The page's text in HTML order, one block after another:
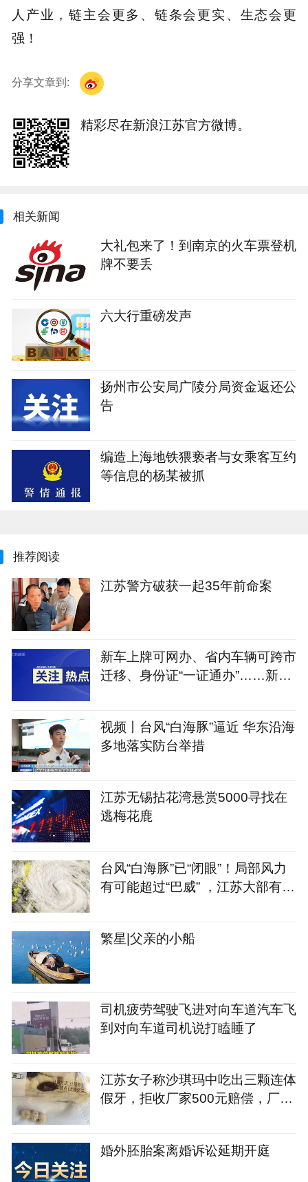
人产业，链主会更多、链条会更实、生态会更
强！
分享文章到:
精彩尽在新浪江苏官方微博。
相关新闻
大礼包来了！到南京的火车票登机
牌不要丢
六大行重磅发声
扬州市公安局广陵分局资金返还公
告
编造上海地铁猥亵者与女乘客互约
等信息的杨某被抓
推荐阅读
江苏警方破获一起35年前命案
新车上牌可网办、省内车辆可跨市
迁移、身份证“一证通办”……新修
视频丨台风“白海豚”逼近 华东沿海
多地落实防台举措
江苏无锡拈花湾悬赏5000寻找在
逃梅花鹿
台风“白海豚”已“闭眼”！局部风力
有可能超过“巴威” ，江苏大部有暴
繁星|父亲的小船
司机疲劳驾驶飞进对向车道汽车飞
到对向车道司机说打瞌睡了
江苏女子称沙琪玛中吃出三颗连体
假牙，拒收厂家500元赔偿，厂家
婚外胚胎案离婚诉讼延期开庭